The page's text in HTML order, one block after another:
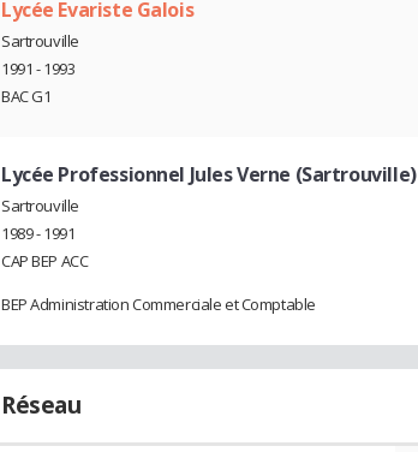
Lycée Evariste Galois
Sartrouville
1991 - 1993
BAC G1
Lycée Professionnel Jules Verne (Sartrouville)
Sartrouville
1989 - 1991
CAP BEP ACC
BEP Administration Commerciale et Comptable
Réseau